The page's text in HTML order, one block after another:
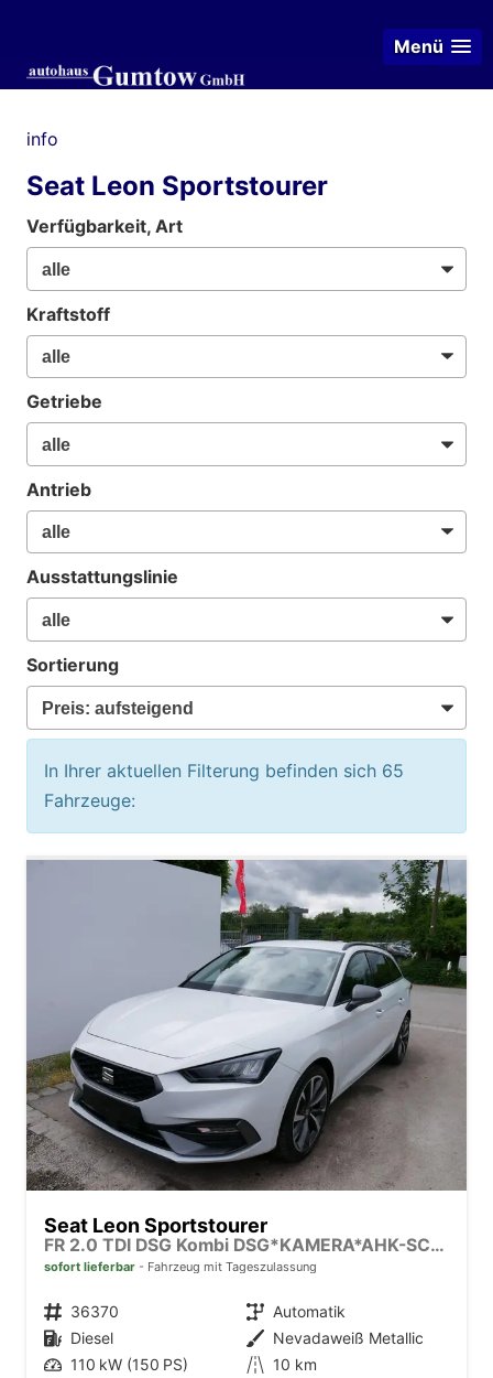
Menü
info
Seat Leon Sportstourer
Verfügbarkeit, Art
Kraftstoff
Getriebe
Antrieb
Ausstattungslinie
Sortierung
In Ihrer aktuellen Filterung befinden sich 65
Fahrzeuge:
Seat Leon Sportstourer
FR 2.0 TDI DSG Kombi DSG*KAMERA*AHK-SCHWENKBAR*NAVI*TEMPOMAT*WINTERPAKET*
sofort lieferbar Fahrzeug mit Tageszulassung
Fahrzeugnr. 36370 Getriebe Automatik
Kraftstoff Diesel Außenfarbe Nevadaweiß Metallic
Leistung 110 kW (150 PS) Kilometerstand 10 km